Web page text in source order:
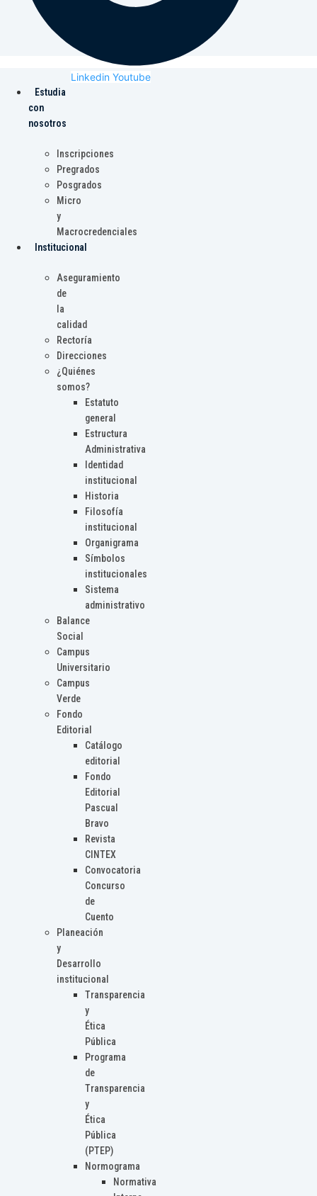
Linkedin Youtube
Estudia
con
nosotros
Inscripciones
Pregrados
Posgrados
Micro
y
Macrocredenciales
Institucional
Aseguramiento
de
la
calidad
Rectoría
Direcciones
¿Quiénes
somos?
Estatuto
general
Estructura
Administrativa
Identidad
institucional
Historia
Filosofía
institucional
Organigrama
Símbolos
institucionales
Sistema
administrativo
Balance
Social
Campus
Universitario
Campus
Verde
Fondo
Editorial
Catálogo
editorial
Fondo
Editorial
Pascual
Bravo
Revista
CINTEX
Convocatoria
Concurso
de
Cuento
Planeación
y
Desarrollo
institucional
Transparencia
y
Ética
Pública
Programa
de
Transparencia
y
Ética
Pública
(PTEP)
Normograma
Normativa